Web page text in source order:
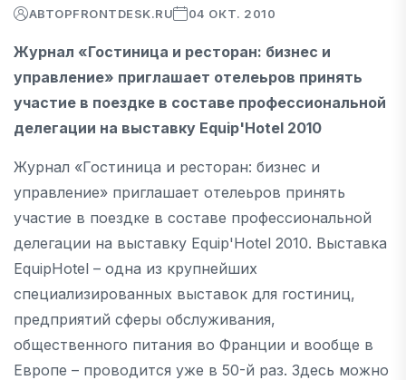
АВТОРFRONTDESK.RU 04 ОКТ. 2010
Журнал «Гостиница и ресторан: бизнес и
управление» приглашает отелеьров принять
участие в поездке в составе профессиональной
делегации на выставку Equip'Hotel 2010
Журнал «Гостиница и ресторан: бизнес и
управление» приглашает отелеьров принять
участие в поездке в составе профессиональной
делегации на выставку Equip'Hotel 2010. Выставка
EquipHotel – одна из крупнейших
специализированных выставок для гостиниц,
предприятий сферы обслуживания,
общественного питания во Франции и вообще в
Европе – проводится уже в 50-й раз. Здесь можно